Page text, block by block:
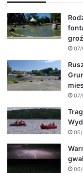
07/
06/
06/